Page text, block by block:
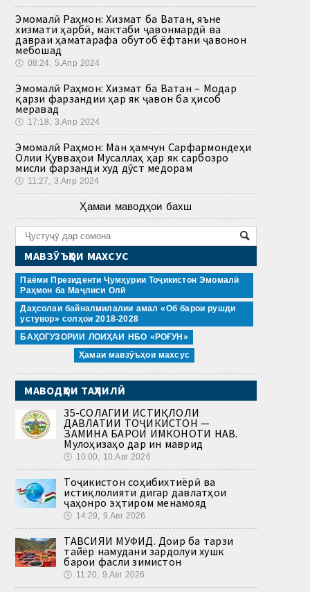
Эмомалӣ Раҳмон: Хизмат ба Ватан, яъне
хизмати ҳарбӣ, мактаби ҷавонмардӣ ва
давраи ҳаматарафа обутоб ёфтани ҷавонон
мебошад
🕔 08:24, 5.Апр 2024
Эмомалӣ Раҳмон: Хизмат ба Ватан – Модар
қарзи фарзандии ҳар як ҷавон ба ҳисоб
меравад
🕔 17:18, 3.Апр 2024
Эмомалӣ Раҳмон: Ман ҳамчун Сарфармондеҳи
Олии Қувваҳои Мусаллаҳ ҳар як сарбозро
мисли фарзанди худ дӯст медорам
🕔 11:27, 3.Апр 2024
Ҳамаи маводҳои бахш
МАВЗӮЪҲОИ МАХСУС
Паёми Президенти Ҷумҳурии Тоҷикистон Эмомалӣ
Раҳмон ба Маҷлиси Олӣ
Даҳсолаи байналмилалии амал «Об барои рушди
устувор» солҳои 2018-2028
БАҲОГУЗОРИИ ЛОИҲАИ НБО «РОҒУН»
Ҳамаи мавзӯъҳои махсус
МАВОДҲОИ ТАҲЛИЛӢ
35-СОЛАГИИ ИСТИҚЛОЛИ
ДАВЛАТИИ ТОҶИКИСТОН —
ЗАМИНА БАРОИ ИМКОНОТИ НАВ.
Мулоҳизаҳо дар ин маврид
🕔 10:00, 10.Авг 2026
Тоҷикистон соҳибихтиёрӣ ва
истиқлолияти дигар давлатҳои
ҷаҳонро эҳтиром менамояд
🕔 14:29, 9.Авг 2026
ТАВСИЯИ МУФИД. Доир ба тарзи
тайёр намудани зардолуи хушк
барои фасли зимистон
🕔 11:20, 9.Авг 2026